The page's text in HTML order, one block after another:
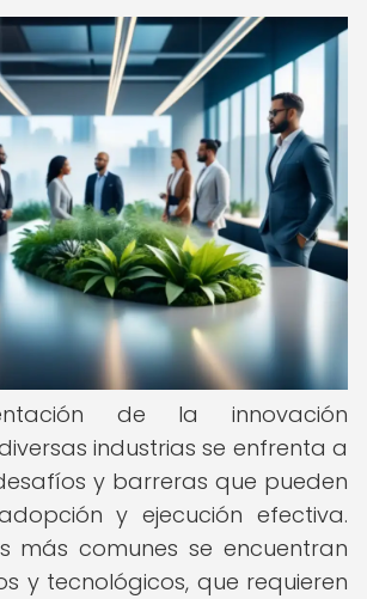
de la innovación
industrias se enfrenta a
y barreras que pueden
y ejecución efectiva.
más comunes se encuentran
y tecnológicos, que requieren